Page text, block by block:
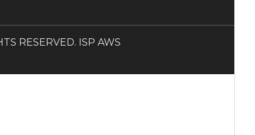
RESERVED. ISP AWS